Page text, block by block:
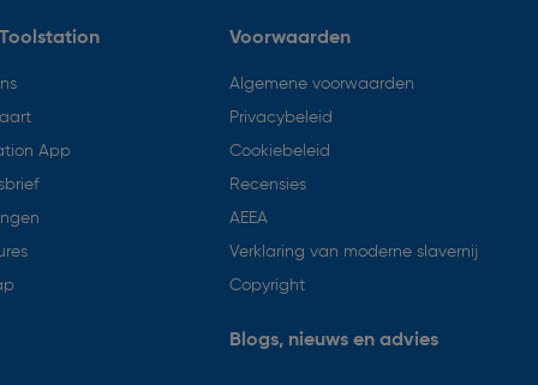
App
Voorwaarden
Algemene voorwaarden
Privacybeleid
Cookiebeleid
Recensies
AEEA
Verklaring van moderne slavernij
Copyright
Blogs, nieuws en advies